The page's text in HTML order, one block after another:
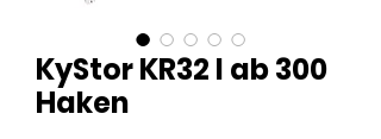
KyStor KR32 I ab 300
Haken